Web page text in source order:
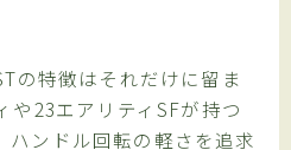
の特徴はそれだけに留ま
や23エアリティSFが持つ
ハンドル回転の軽さを追求